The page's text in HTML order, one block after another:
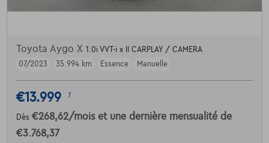
Toyota Aygo X 1.0i VVT-i x II CARPLAY / CAMERA
07/2023
35.994 km Essence Manuelle
€13.999 1
Dès €268,62/mois et une dernière mensualité de
€3.768,37